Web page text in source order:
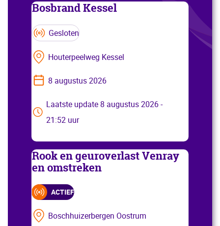
Bosbrand Kessel
Gesloten
Houterpeelweg Kessel
8 augustus 2026
Laatste update 8 augustus 2026 -
21:52 uur
Rook en geuroverlast Venray
en omstreken
ACTIEF
Boschhuizerbergen Oostrum